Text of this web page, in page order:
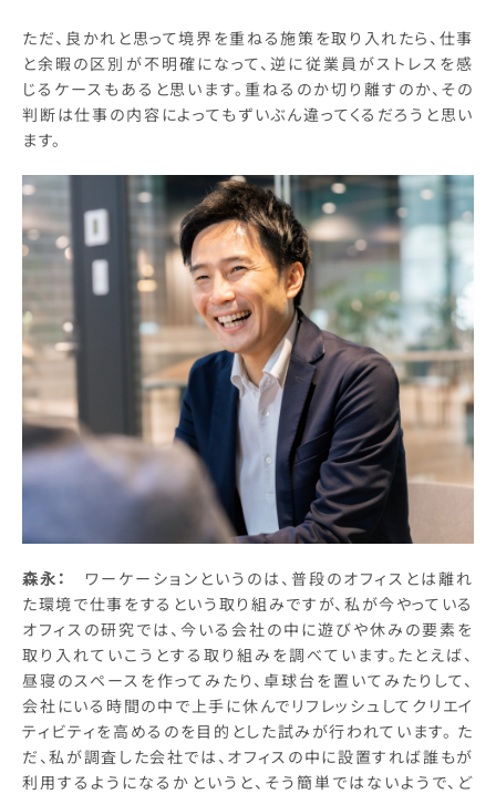
ただ、良かれと思って境界を重ねる施策を取り入れたら、仕事
と余暇の区別が不明確になって、逆に従業員がストレスを感
じるケースもあると思います。重ねるのか切り離すのか、その
判断は仕事の内容によってもずいぶん違ってくるだろうと思い
ます。
森永： ワーケーションというのは、普段のオフィスとは離れ
た環境で仕事をするという取り組みですが、私が今やっている
オフィスの研究では、今いる会社の中に遊びや休みの要素を
取り入れていこうとする取り組みを調べています。たとえば、
昼寝のスペースを作ってみたり、卓球台を置いてみたりして、
会社にいる時間の中で上手に休んでリフレッシュしてクリエイ
ティビティを高めるのを目的とした試みが行われています。 た
だ、私が調査した会社では、オフィスの中に設置すれば誰もが
利用するようになるかというと、そう簡単ではないようで、ど